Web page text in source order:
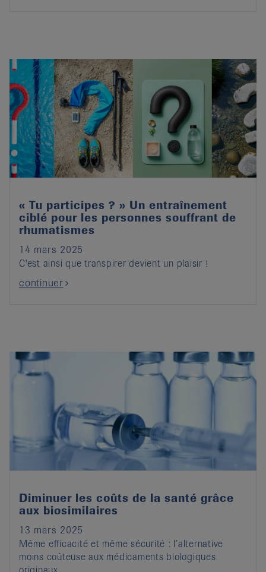
« Tu participes ? » Un entraînement
ciblé pour les personnes souffrant de
rhumatismes
14 mars 2025
C'est ainsi que transpirer devient un plaisir !
continuer
Diminuer les coûts de la santé grâce
aux biosimilaires
13 mars 2025
Même efficacité et même sécurité : l’alternative
moins coûteuse aux médicaments biologiques